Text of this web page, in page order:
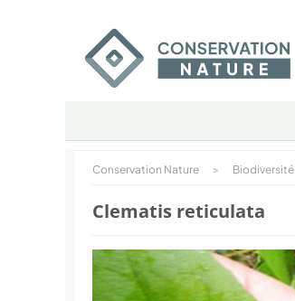
Conservation Nature > Biodiversité
Clematis reticulata